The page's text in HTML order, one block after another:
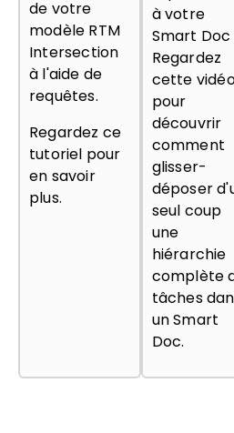
de votre
modèle RTM
Intersection
à l'aide de
requêtes.
Regardez ce
tutoriel pour
en savoir
plus.
à votre
Smart Doc
Regardez
cette
pour
découvrir
comment
glisser-
déposer
seul coup
une
hiérarchie
complète
tâches
un Smart
Doc.